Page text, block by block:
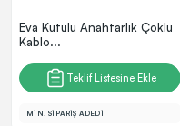
Eva Kutulu Anahtarlık Çoklu
Kablo...
Teklif Listesine Ekle
MİN. SİPARİŞ ADEDİ